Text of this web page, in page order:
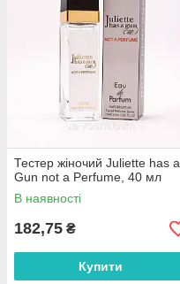
Тестер жіночий Juliette has a
Gun not a Perfume, 40 мл
В наявності
182,75 ₴
Купити